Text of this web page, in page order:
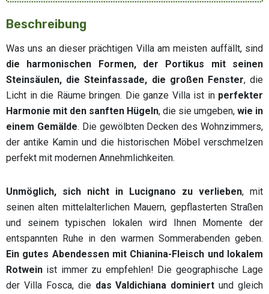
Beschreibung
Was uns an dieser prächtigen Villa am meisten auffällt, sind
die harmonischen Formen, der Portikus mit seinen
Steinsäulen, die Steinfassade, die großen Fenster, die
Licht in die Räume bringen. Die ganze Villa ist in perfekter
Harmonie mit den sanften Hügeln, die sie umgeben, wie in
einem Gemälde. Die gewölbten Decken des Wohnzimmers,
der antike Kamin und die historischen Möbel verschmelzen
perfekt mit modernen Annehmlichkeiten.
Unmöglich, sich nicht in Lucignano zu verlieben, mit
seinen alten mittelalterlichen Mauern, gepflasterten Straßen
und seinem typischen lokalen wird Ihnen Momente der
entspannten Ruhe in den warmen Sommerabenden geben.
Ein gutes Abendessen mit Chianina-Fleisch und lokalem
Rotwein ist immer zu empfehlen! Die geographische Lage
der Villa Fosca, die das Valdichiana dominiert und gleich